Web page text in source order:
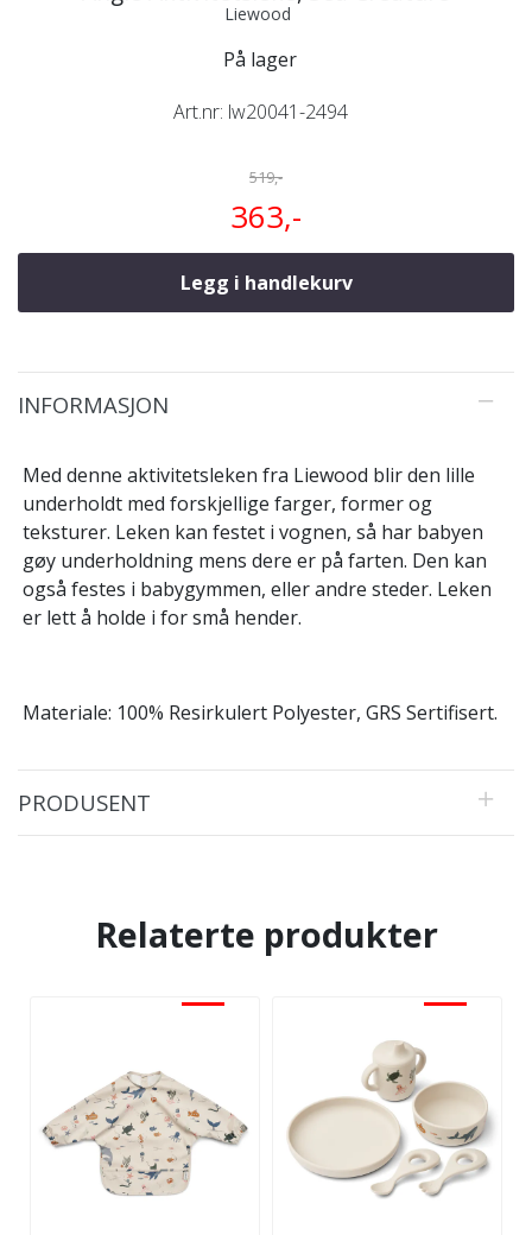
Liewood
På lager
Art.nr: lw20041-2494
519,-
363,-
Legg i handlekurv
INFORMASJON
Med denne aktivitetsleken fra Liewood blir den lille
underholdt med forskjellige farger, former og
teksturer. Leken kan festet i vognen, så har babyen
gøy underholdning mens dere er på farten. Den kan
også festes i babygymmen, eller andre steder. Leken
er lett å holde i for små hender.
Materiale: 100% Resirkulert Polyester, GRS Sertifisert.
PRODUSENT
Relaterte produkter